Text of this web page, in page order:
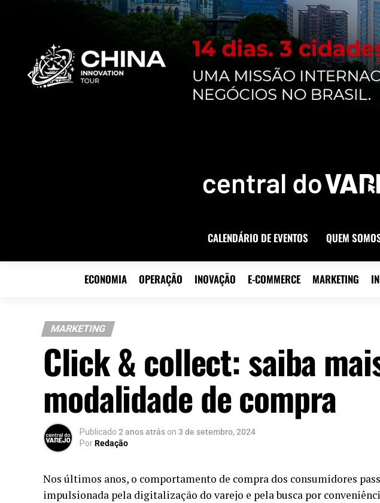
CALENDÁRIO DE EVENTOS QUEM
ECONOMIA OPERAÇÃO INOVAÇÃO E-COMMERCE MARKETING
MARKETING
Click & collect: saiba
modalidade de compra
Publicado 2 anos atrás on 3 de setembro, 2024
PorRedação
Nos últimos anos, o comportamento de compra dos consumidores
impulsionada pela digitalização do varejo e pela busca por